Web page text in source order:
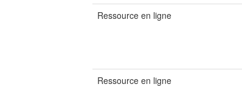
Ressource en ligne
Ressource en ligne